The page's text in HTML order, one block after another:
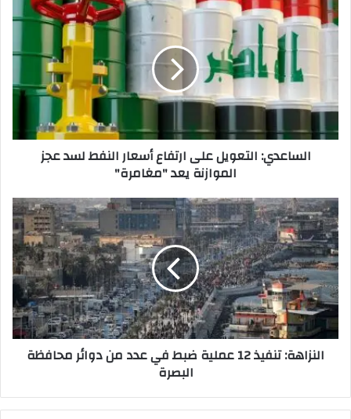
الساعدي:
التعويل
ارتفاع
لسد
الموازنة
الساعدي: التعويل على ارتفاع أسعار النفط لسد عجز
الموازنة يعد "مغامرة"
النزاهة:
تنفيذ
12
عملية
ضبط
في
عدد
من
دوائر
محافظة
النزاهة: تنفيذ 12 عملية ضبط في عدد من دوائر محافظة
البصرة